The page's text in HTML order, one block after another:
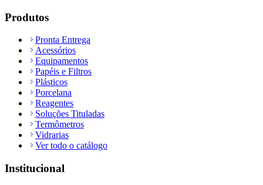
Produtos
Pronta Entrega
Acessórios
Equipamentos
Papéis e Filtros
Plásticos
Porcelana
Reagentes
Soluções Tituladas
Termômetros
Vidrarias
Ver todo o catálogo
Institucional